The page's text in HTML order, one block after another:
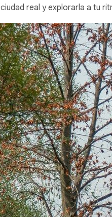
real y explorarla a tu